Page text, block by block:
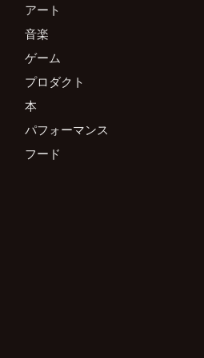
アート
音楽
ゲーム
プロダクト
本
パフォーマンス
フード